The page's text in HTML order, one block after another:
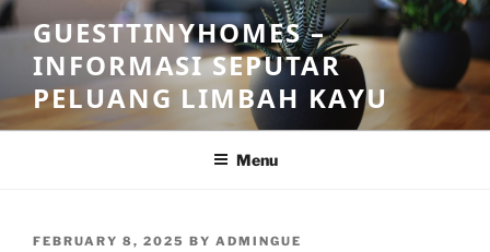
Skip
to
content
GUESTTINYHOMES –
INFORMASI SEPUTAR
PELUANG LIMBAH KAYU
Menu
POSTED
FEBRUARY 8, 2025 BY ADMINGUE